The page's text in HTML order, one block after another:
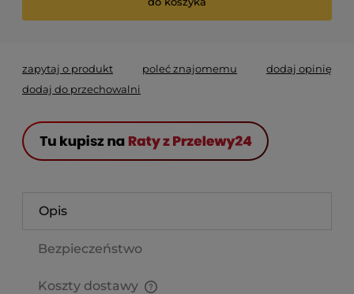
zapytaj o produkt poleć znajomemu
dodaj opinię
dodaj do przechowalni
Opis
Bezpieczeństwo
Koszty dostawy